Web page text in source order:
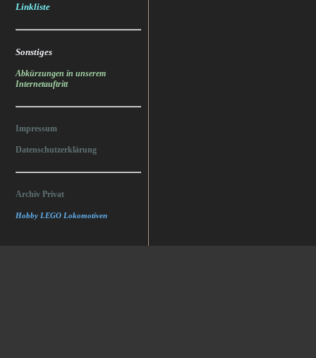
Linkliste
Sonstiges
Abkürzungen in unserem
Internetauftritt
Impressum
Datenschutzerklärung
Archiv Privat
Hobby LEGO Lokomotiven